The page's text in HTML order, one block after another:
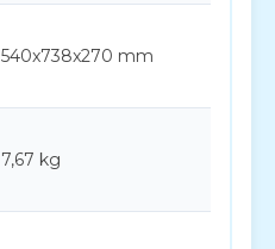
540x738x270 mm
7,67 kg